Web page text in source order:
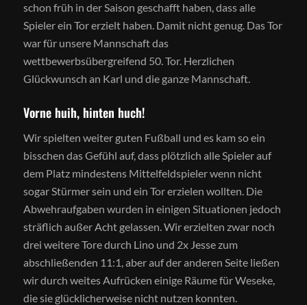
schon früh in der Saison geschafft haben, dass alle
Spieler ein Tor erzielt haben. Damit nicht genug. Das Tor
war für unsere Mannschaft das
wettbewerbsübergreifend 50. Tor. Herzlichen
Glückwunsch an Karl und die ganze Mannschaft.
Vorne huih, hinten huch!
Wir spielten weiter guten Fußball und es kam so ein
bisschen das Gefühl auf, dass plötzlich alle Spieler auf
dem Platz mindestens Mittelfeldspieler wenn nicht
sogar Stürmer sein und ein Tor erzielen wollten. Die
Abwehraufgaben wurden in einigen Situationen jedoch
sträflich außer Acht gelassen. Wir erzielten zwar noch
drei weitere Tore durch Lino und 2x Jesse zum
abschließenden 11:1, aber auf der anderen Seite ließen
wir durch weites Aufrücken einige Räume für Weseke,
die sie glücklicherweise nicht nutzen konnten.